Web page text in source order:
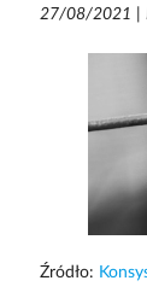
27/08/2021
Źródło: